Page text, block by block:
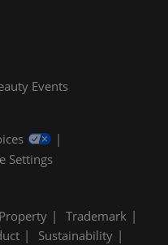
Events
Settings
Trademark
Sustainability